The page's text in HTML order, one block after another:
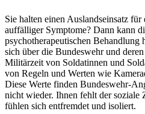
Sie halten einen Auslandseinsatz
auffälliger Symptome? Dann kann
psychotherapeutischen
sich über die Bundeswehr und
Militärzeit von Soldatinnen und
von Regeln und Werten wie
Diese Werte finden Bundeswehr-
nicht wieder. Ihnen fehlt der soziale
fühlen sich entfremdet und isoliert.